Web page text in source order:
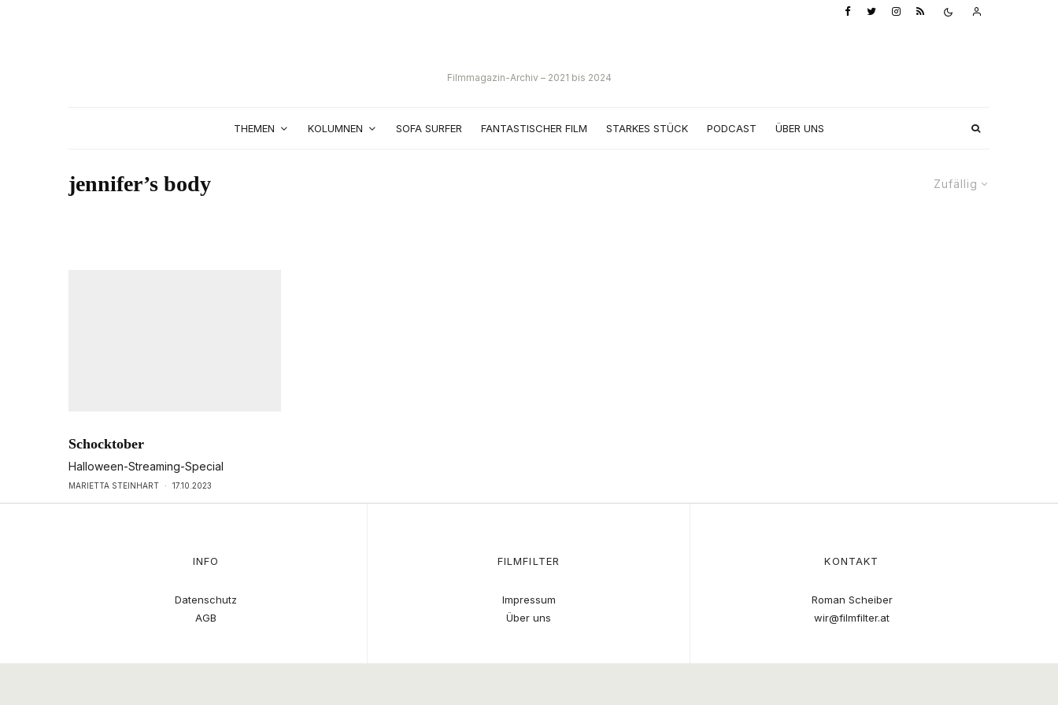
Filmmagazin-Archiv – 2021 bis 2024
THEMEN KOLUMNEN SOFA SURFER FANTASTISCHER FILM STARKES STÜCK PODCAST ÜBER UNS
Zufällig
jennifer’s body
Schocktober
Halloween-Streaming-Special
MARIETTA STEINHART · 17.10.2023
INFO
Datenschutz
AGB
FILMFILTER
Impressum
Über uns
KONTAKT
Roman Scheiber
wir@filmfilter.at